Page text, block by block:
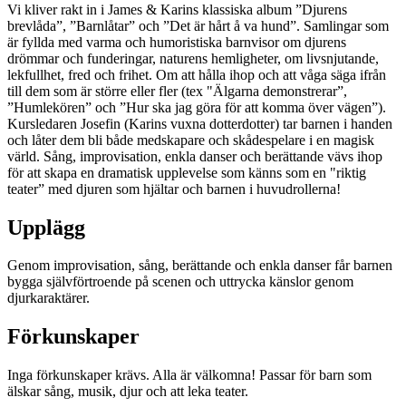
Vi kliver rakt in i James & Karins klassiska album ”Djurens
brevlåda”, ”Barnlåtar” och ”Det är hårt å va hund”. Samlingar som
är fyllda med varma och humoristiska barnvisor om djurens
drömmar och funderingar, naturens hemligheter, om livsnjutande,
lekfullhet, fred och frihet. Om att hålla ihop och att våga säga ifrån
till dem som är större eller fler (tex "Älgarna demonstrerar”,
”Humlekören” och ”Hur ska jag göra för att komma över vägen”).
Kursledaren Josefin (Karins vuxna dotterdotter) tar barnen i handen
och låter dem bli både medskapare och skådespelare i en magisk
värld. Sång, improvisation, enkla danser och berättande vävs ihop
för att skapa en dramatisk upplevelse som känns som en "riktig
teater” med djuren som hjältar och barnen i huvudrollerna!
Upplägg
Genom improvisation, sång, berättande och enkla danser får barnen
bygga självförtroende på scenen och uttrycka känslor genom
djurkaraktärer.
Förkunskaper
Inga förkunskaper krävs. Alla är välkomna! Passar för barn som
älskar sång, musik, djur och att leka teater.